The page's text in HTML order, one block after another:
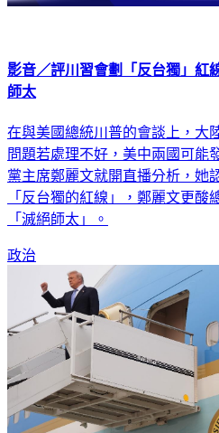
影音／評川習會劃「反台獨」
師太
在與美國總統川普的會談上，大
問題若處理不好，美中兩國可能
黨主席鄭麗文就開直播分析，她
「反台獨的紅線」，鄭麗文更酸
「滅絕師太」。
政治